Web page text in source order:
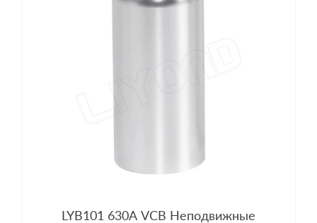
LYB101 630A VCB Неподвижные